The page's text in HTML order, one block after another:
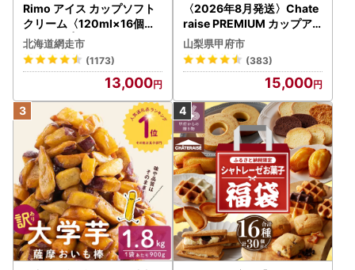
Rimo アイス カップソフト
クリーム〈120ml×16個〉
ABA002 | アイス
北海道網走市
(1173)
13,000
〈2026年8月発送〉Chate
raise PREMIUM カップア
イス 詰合せ 4種 24個 アイ
ス
山梨県甲府市
(383)
15,000